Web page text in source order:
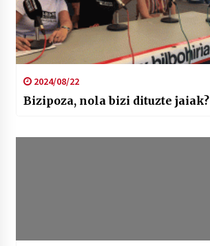
2024/08/22
Bizipoza, nola bizi dituzte jaiak?